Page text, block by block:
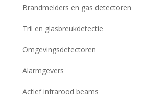
Brandmelders en gas detectoren
Tril en glasbreukdetectie
Omgevingsdetectoren
Alarmgevers
Actief infrarood beams